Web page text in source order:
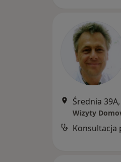
Średnia
Wizyty
Konsultacja